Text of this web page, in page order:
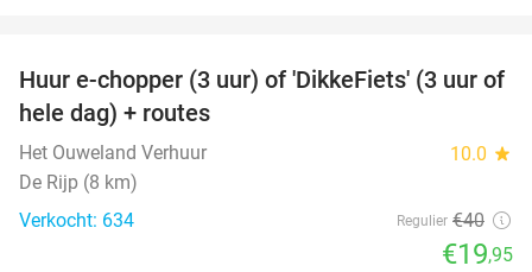
50%
Huur e-chopper (3 uur) of 'DikkeFiets' (3 uur of
hele dag) + routes
Het Ouweland Verhuur 10.0 star
De Rijp (8 km)
Verkocht: 634
Regulier €40
€19,95